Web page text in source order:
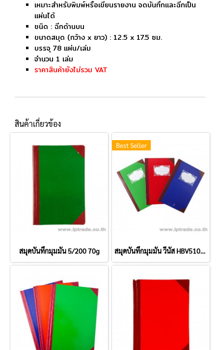
เหมาะสำหรับพิมพ์หรือเขียนรายงาน จดบันทึกและฉีกเป็น
แผ่นได้
ชนิด : ฉีกด้านบน
ขนาดสมุด (กว้าง x ยาว) : 12.5 x 17.5 ซม.
บรรจุ 78 แผ่น/เล่ม
จำนวน 1 เล่ม
ราคาสินค้ายังไม่รวม VAT
สินค้าเกี่ยวข้อง
สมุดบันทึกมุมมัน 5/200 70g
Best Seller
สมุดบันทึกมุมมัน วีนัส HBV51007 5/100 70g